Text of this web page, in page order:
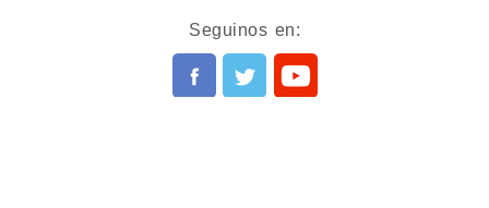
Seguinos en: